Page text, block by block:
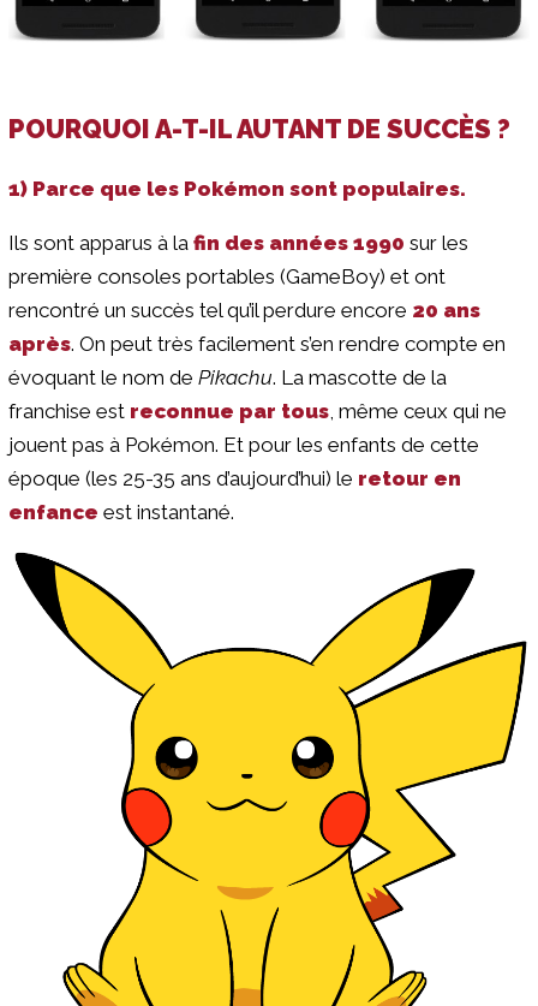
POURQUOI A-T-IL AUTANT DE SUCCÈS ?
1) Parce que les Pokémon sont populaires.
Ils sont apparus à la fin des années 1990 sur les
première consoles portables (GameBoy) et ont
rencontré un succès tel qu’il perdure encore 20 ans
après. On peut très facilement s’en rendre compte en
évoquant le nom de Pikachu. La mascotte de la
franchise est reconnue par tous, même ceux qui ne
jouent pas à Pokémon. Et pour les enfants de cette
époque (les 25-35 ans d’aujourd’hui) le retour en
enfance est instantané.